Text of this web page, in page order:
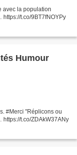
avec la population
t.co/9BT7fNOYPy
Humour
#Merci "Réplicons ou
t.co/ZDAkW37ANy